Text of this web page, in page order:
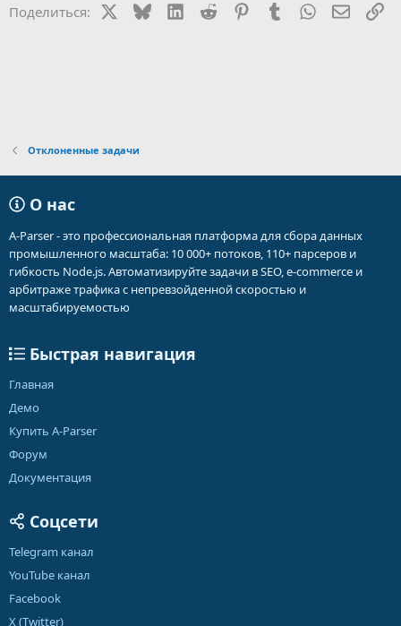
Поделиться: BlueskyLinkedIn
Reddit PinterestTumblr WhatsApp
Отклоненные задачи
О нас
A-Parser - это профессиональная платформа для сбора данных
промышленного масштаба: 10 000+ потоков, 110+ парсеров и
гибкость Node.js. Автоматизируйте задачи в SEO, e-commerce и
арбитраже трафика с непревзойденной скоростью и
масштабируемостью
Быстрая навигация
Главная
Демо
Купить A-Parser
Форум
Документация
Соцсети
Telegram канал
YouTube канал
Facebook
X (Twitter)